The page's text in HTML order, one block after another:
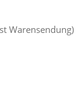
Warensendung)